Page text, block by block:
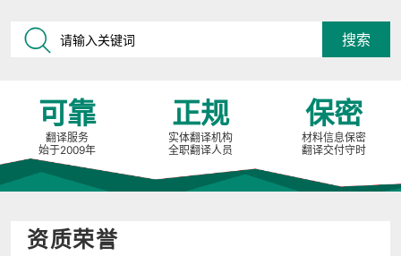
可靠
翻译服务
始于2009年
正规
实体翻译机构
全职翻译人员
保密
材料信息保密
翻译交付守时
资质荣誉